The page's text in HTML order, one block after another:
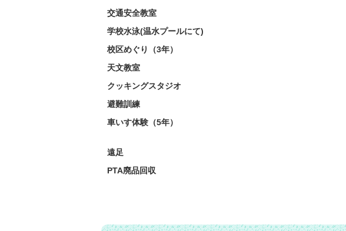
交通安全教室
学校水泳(温水プールにて)
校区めぐり（3年）
天文教室
クッキングスタジオ
避難訓練
車いす体験（5年）
遠足
PTA廃品回収